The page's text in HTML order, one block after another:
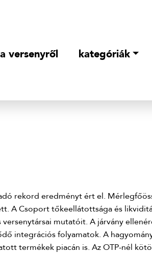
a versenyről kategóriák
rekord eredményt ért el.
A Csoport tőkeellátottsága és
mutatóit. A járvány
integrációs folyamatok. A
termékek piacán is. Az OTP-nél